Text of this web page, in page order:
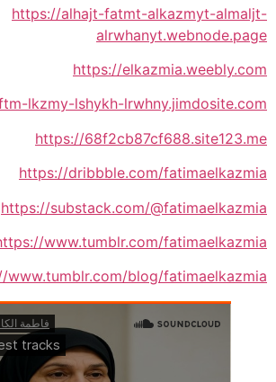
https://alhajt-fatmt-alkazmyt-almaljt-
alrwhanyt.webnode.page
https://elkazmia.weebly.com
lkzmy-lshykh-lrwhny.jimdosite.com
https://68f2cb87cf688.site123.me
https://dribbble.com/fatimaelkazmia
https://substack.com/@fatimaelkazmia
www.tumblr.com/fatimaelkazmia
www.tumblr.com/blog/fatimaelkazmia